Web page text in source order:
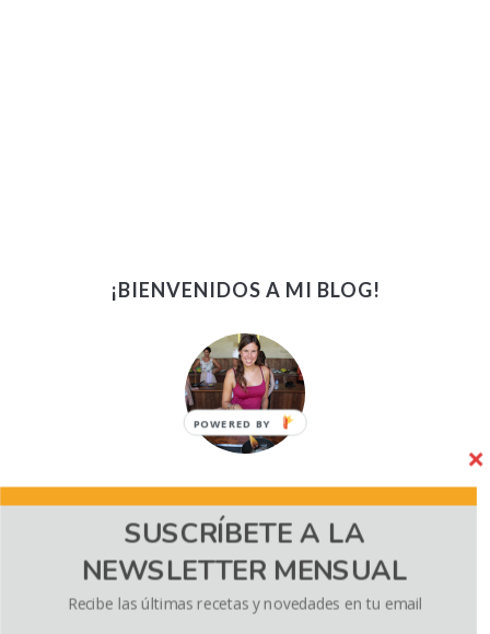
¡BIENVENIDOS A MI BLOG!
del mundo, y la fotografía. En este blog comparto recetas,
recomendaciones y viajes gastronómicos. ¡A los
hambrientos (como yo) los invito a darse una sabrosa vuelta!
SUSCRÍBETE A LA
NEWSLETTER MENSUAL
Recibe las últimas recetas y novedades en tu email
POWERED BY